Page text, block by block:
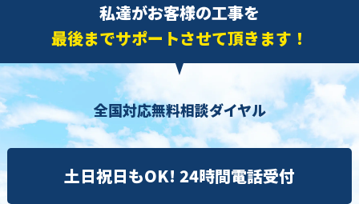
私達がお客様の工事を
最後までサポートさせて頂きます！
全国対応無料相談ダイヤル
土日祝日もOK! 24時間電話受付